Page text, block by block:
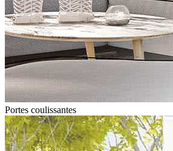
Portes coulissantes